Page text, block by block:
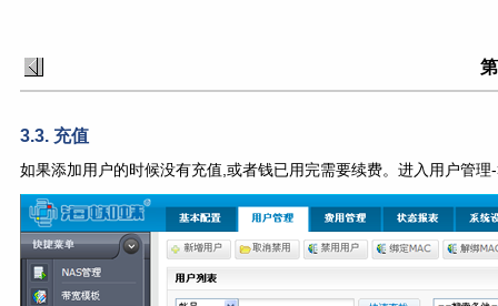
3.3. 充值
如果添加用户的时候没有充值,或者钱已用完需要续费。进入用户管